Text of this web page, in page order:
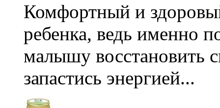
Комфортный и
ребенка, ведь именно
малышу восстановить
запастись энергией...